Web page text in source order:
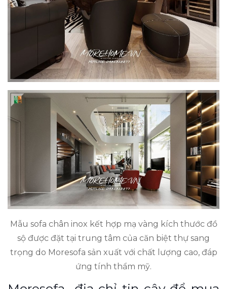
Mẫu sofa chân inox kết hợp mạ vàng kích thước đồ
sộ được đặt tại trung tâm của căn biệt thự sang
trọng do Moresofa sản xuất với chất lượng cao, đáp
ứng tính thẩm mỹ.